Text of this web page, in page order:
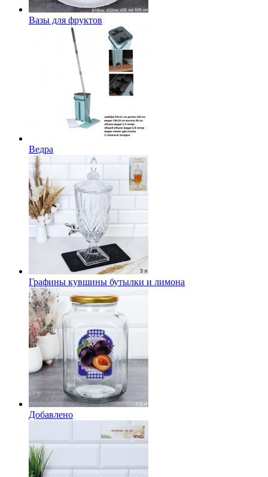
Вазы для фруктов
Ведра
Графины кувшины бутылки и лимона
Добавлено